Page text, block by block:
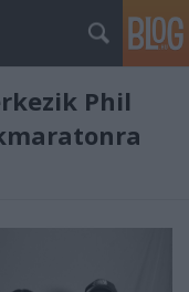
Phil